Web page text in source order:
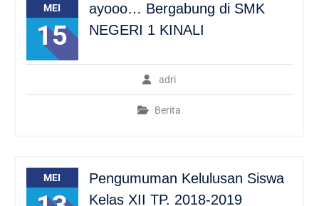
MEI
15
ayooo… Bergabung di SMK
NEGERI 1 KINALI
adri
Berita
MEI
Pengumuman Kelulusan Siswa
Kelas XII TP. 2018-2019